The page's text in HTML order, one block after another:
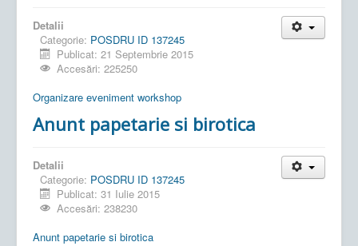
Detalii
Categorie: POSDRU ID 137245
Publicat: 21 Septembrie 2015
Accesări: 225250
Organizare eveniment workshop
Anunt papetarie si birotica
Detalii
Categorie: POSDRU ID 137245
Publicat: 31 Iulie 2015
Accesări: 238230
Anunt papetarie si birotica